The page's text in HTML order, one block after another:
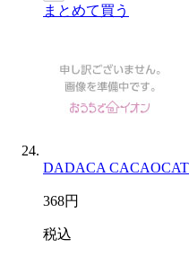
まとめて買う
DADACA
368円
税込